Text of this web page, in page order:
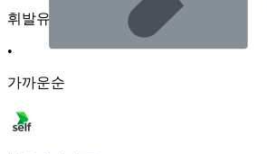
휘발유
•
가까운순